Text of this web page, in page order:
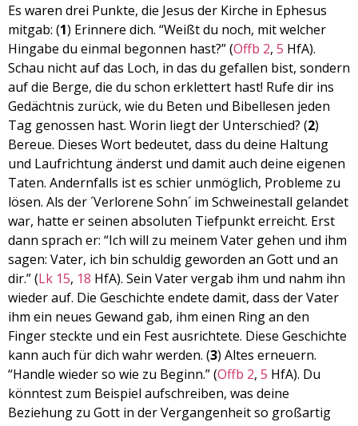
Apple Podcasts Spotify
RSS FEED
TEILEN
LINK
EMBED
Es waren drei Punkte, die Jesus der Kirche in Ephesus
mitgab: (1) Erinnere dich. “Weißt du noch, mit welcher
Hingabe du einmal begonnen hast?” (Offb 2, 5 HfA).
Schau nicht auf das Loch, in das du gefallen bist, sondern
auf die Berge, die du schon erklettert hast! Rufe dir ins
Gedächtnis zurück, wie du Beten und Bibellesen jeden
Tag genossen hast. Worin liegt der Unterschied? (2)
Bereue. Dieses Wort bedeutet, dass du deine Haltung
und Laufrichtung änderst und damit auch deine eigenen
Taten. Andernfalls ist es schier unmöglich, Probleme zu
lösen. Als der ´Verlorene Sohn´ im Schweinestall gelandet
war, hatte er seinen absoluten Tiefpunkt erreicht. Erst
dann sprach er: “Ich will zu meinem Vater gehen und ihm
sagen: Vater, ich bin schuldig geworden an Gott und an
dir.” (Lk 15, 18 HfA). Sein Vater vergab ihm und nahm ihn
wieder auf. Die Geschichte endete damit, dass der Vater
ihm ein neues Gewand gab, ihm einen Ring an den
Finger steckte und ein Fest ausrichtete. Diese Geschichte
kann auch für dich wahr werden. (3) Altes erneuern.
“Handle wieder so wie zu Beginn.” (Offb 2, 5 HfA). Du
könntest zum Beispiel aufschreiben, was deine
Beziehung zu Gott in der Vergangenheit so großartig